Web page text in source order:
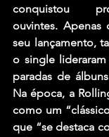
conquistou
ouvintes. Apenas
seu lançamento,
o single lideraram
paradas de
Na época, a
como um
que “se destaca